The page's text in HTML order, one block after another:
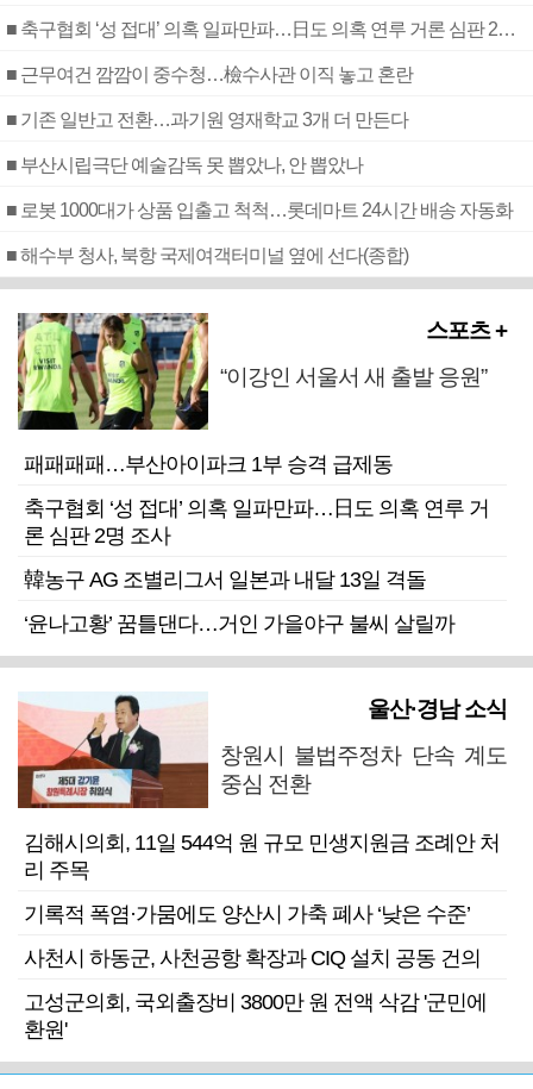
■ 축구협회 ‘성 접대’ 의혹 일파만파…日도 의혹 연루 거론 심판 2명 조사
■ 근무여건 깜깜이 중수청…檢수사관 이직 놓고 혼란
■ 기존 일반고 전환…과기원 영재학교 3개 더 만든다
■ 부산시립극단 예술감독 못 뽑았나, 안 뽑았나
■ 로봇 1000대가 상품 입출고 척척…롯데마트 24시간 배송 자동화
■ 해수부 청사, 북항 국제여객터미널 옆에 선다(종합)
스포츠 +
“이강인 서울서 새 출발 응원”
패패패패…부산아이파크 1부 승격 급제동
축구협회 ‘성 접대’ 의혹 일파만파…日도 의혹 연루 거
론 심판 2명 조사
韓농구 AG 조별리그서 일본과 내달 13일 격돌
‘윤나고황’ 꿈틀댄다…거인 가을야구 불씨 살릴까
울산·경남 소식
창원시 불법주정차 단속 계도
중심 전환
김해시의회, 11일 544억 원 규모 민생지원금 조례안 처
리 주목
기록적 폭염·가뭄에도 양산시 가축 폐사 ‘낮은 수준’
사천시 하동군, 사천공항 확장과 CIQ 설치 공동 건의
고성군의회, 국외출장비 3800만 원 전액 삭감 '군민에
환원'